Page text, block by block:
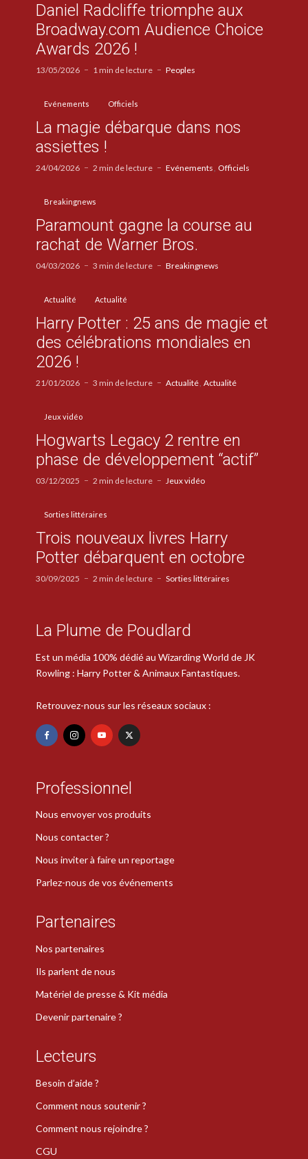
Daniel Radcliffe triomphe aux
Broadway.com Audience Choice
Awards 2026 !
13/05/2026 1 min de lecture Peoples
Evénements Officiels
La magie débarque dans nos
assiettes !
24/04/2026 2 min de lecture Evénements Officiels
Breakingnews
Paramount gagne la course au
rachat de Warner Bros.
04/03/2026 3 min de lecture Breakingnews
Actualité Actualité
Harry Potter : 25 ans de magie et
des célébrations mondiales en
2026 !
21/01/2026 3 min de lecture Actualité Actualité
Jeux vidéo
Hogwarts Legacy 2 rentre en
phase de développement “actif”
03/12/2025 2 min de lecture Jeux vidéo
Sorties littéraires
Trois nouveaux livres Harry
Potter débarquent en octobre
30/09/2025 2 min de lecture Sorties littéraires
La Plume de Poudlard
Est un média 100% dédié au Wizarding World de JK
Rowling : Harry Potter & Animaux Fantastiques.
Retrouvez-nous sur les réseaux sociaux :
Professionnel
Nous envoyer vos produits
Nous contacter ?
Nous inviter à faire un reportage
Parlez-nous de vos événements
Partenaires
Nos partenaires
Ils parlent de nous
Matériel de presse & Kit média
Devenir partenaire ?
Lecteurs
Besoin d’aide ?
Comment nous soutenir ?
Comment nous rejoindre ?
CGU